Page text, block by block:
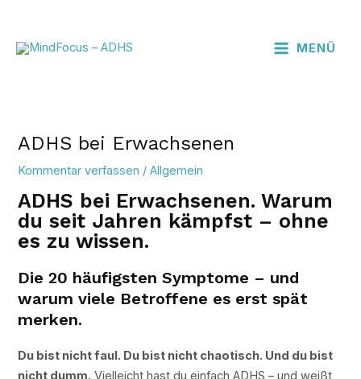
springen
MENU
MENÜ
ADHS bei Erwachsenen
Kommentar verfassen /Allgemein
ADHS bei Erwachsenen. Warum
du seit Jahren kämpfst – ohne
es zu wissen.
Die 20 häufigsten Symptome – und
warum viele Betroffene es erst spät
merken.
Du bist nicht faul. Du bist nicht chaotisch. Und du bist
nicht dumm. Vielleicht hast du einfach ADHS – und weißt